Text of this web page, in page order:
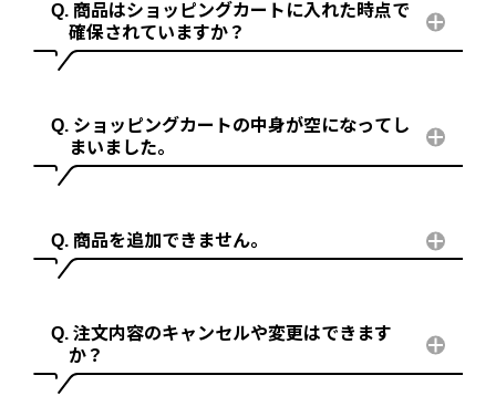
商品はショッピングカートに入れた時点で
確保されていますか？
ショッピングカートの中身が空になってし
まいました。
商品を追加できません。
注文内容のキャンセルや変更はできます
か？